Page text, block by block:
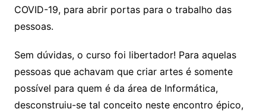
COVID-19, para abrir portas para o trabalho das
pessoas.
Sem dúvidas, o curso foi libertador! Para aquelas
pessoas que achavam que criar artes é somente
possível para quem é da área de Informática,
desconstruiu-se tal conceito neste encontro épico,